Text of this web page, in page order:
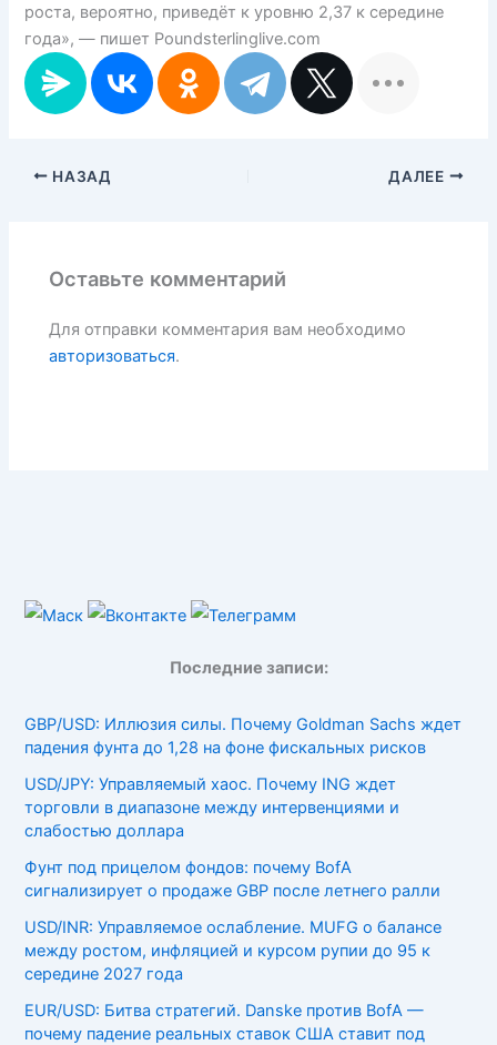
роста, вероятно, приведёт к уровню 2,37 к середине
года», — пишет Poundsterlinglive.com
НАЗАД ДАЛЕЕ
Оставьте комментарий
Для отправки комментария вам необходимо
авторизоваться.
Последние записи:
GBP/USD: Иллюзия силы. Почему Goldman Sachs ждет
падения фунта до 1,28 на фоне фискальных рисков
USD/JPY: Управляемый хаос. Почему ING ждет
торговли в диапазоне между интервенциями и
слабостью доллара
Фунт под прицелом фондов: почему BofA
сигнализирует о продаже GBP после летнего ралли
USD/INR: Управляемое ослабление. MUFG о балансе
между ростом, инфляцией и курсом рупии до 95 к
середине 2027 года
EUR/USD: Битва стратегий. Danske против BofA —
почему падение реальных ставок США ставит под